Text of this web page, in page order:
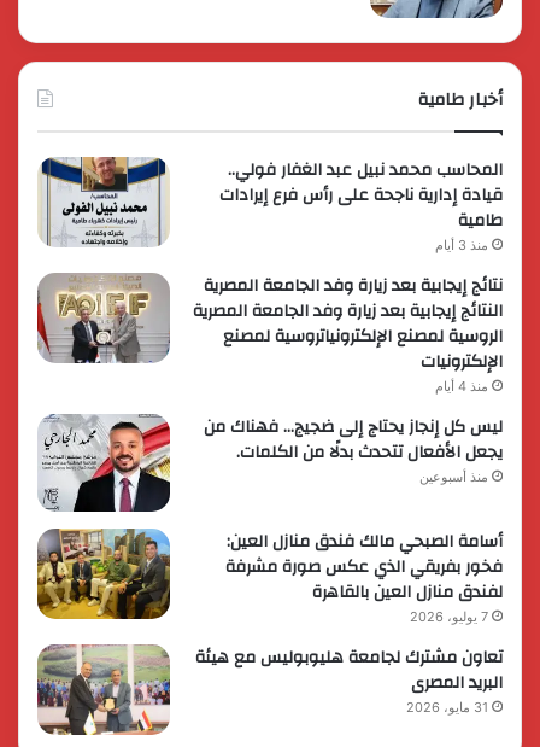
أخبار طامية
المحاسب محمد نبيل عبد الغفار فولي..
قيادة إدارية ناجحة على رأس فرع إيرادات
طامية
منذ 3 أيام
نتائج إيجابية بعد زيارة وفد الجامعة المصرية
النتائج إيجابية بعد زيارة وفد الجامعة المصرية
الروسية لمصنع الإلكترونياتروسية لمصنع
الإلكترونيات
منذ 4 أيام
ليس كل إنجاز يحتاج إلى ضجيج… فهناك من
يجعل الأفعال تتحدث بدلًا من الكلمات.
منذ أسبوعين
أسامة الصبحي مالك فندق منازل العين:
فخور بفريقي الذي عكس صورة مشرفة
لفندق منازل العين بالقاهرة
7 يوليو، 2026
تعاون مشترك لجامعة هليوبوليس مع هيئة
البريد المصرى
31 مايو، 2026